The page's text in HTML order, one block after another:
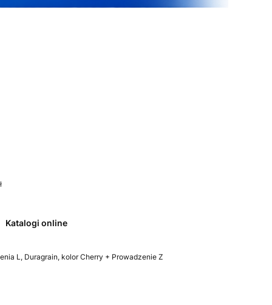
Zobacz szczegóły
Katalogi online
L, Duragrain, kolor Cherry + Prowadzenie Z